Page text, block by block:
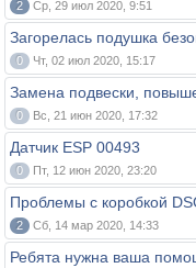
2 Ср, 29 июл 2020, 9:51
Загорелась подушка
0 Чт, 02 июл 2020, 15:17
Замена подвески,
0 Вс, 21 июн 2020, 17:32
Датчик ESP 00493
0 Пт, 12 июн 2020, 23:20
Проблемы с коробкой
2 Сб, 14 мар 2020, 14:33
Ребята нужна ваша